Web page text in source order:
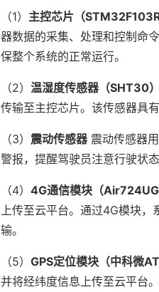
（1） 主控芯片（
器数据的采集、处理和控制命
保整个系统的正常运行。
（2）温湿度传感器（SHT30）
传输至主控芯片。该传感器具
（3） 震动传感器 震动传感器
警报，提醒驾驶员注意行驶状
（4）4G通信模块（Air724UG
上传至云平台。通过4G模块，
输。
（5）GPS定位模块（中科微
并将经纬度信息上传至云平台